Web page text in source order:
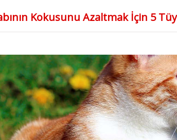
Kokusunu Azaltmak İçin 5